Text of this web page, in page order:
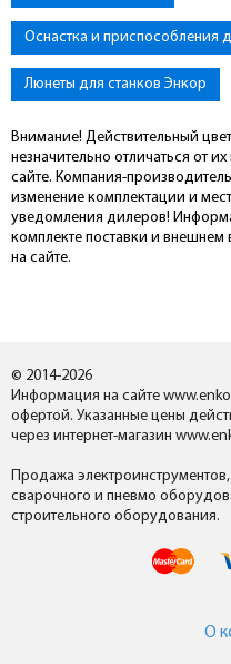
Оснастка и приспособления
Люнеты для станков Энкор
Внимание! Действительный
незначительно отличаться от
сайте. Компания-
изменение комплектации и
уведомления дилеров!
комплекте поставки и внешнем
на сайте.
© 2014-2026
Информация на сайте
офертой. Указанные цены
через интернет-магазин
Продажа
сварочного и пневмо
строительного оборудования.
О